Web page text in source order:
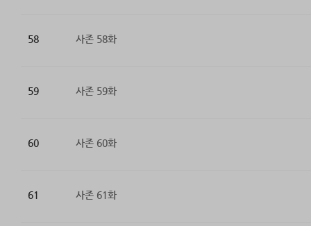
58 사존 58화
59 사존 59화
60 사존 60화
61 사존 61화